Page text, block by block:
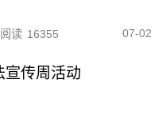
阅读 16355 07-02
宣传周活动